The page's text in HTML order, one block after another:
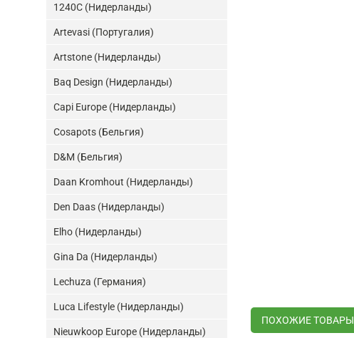
ПОХОЖИЕ ТОВАРЫ
1240C (Нидерланды)
Artevasi (Португалия)
Artstone (Нидерланды)
Baq Design (Нидерланды)
Capi Europe (Нидерланды)
Cosapots (Бельгия)
D&M (Бельгия)
Daan Kromhout (Нидерланды)
Den Daas (Нидерланды)
Elho (Нидерланды)
Gina Da (Нидерланды)
Lechuza (Германия)
Luca Lifestyle (Нидерланды)
Nieuwkoop Europe (Нидерланды)